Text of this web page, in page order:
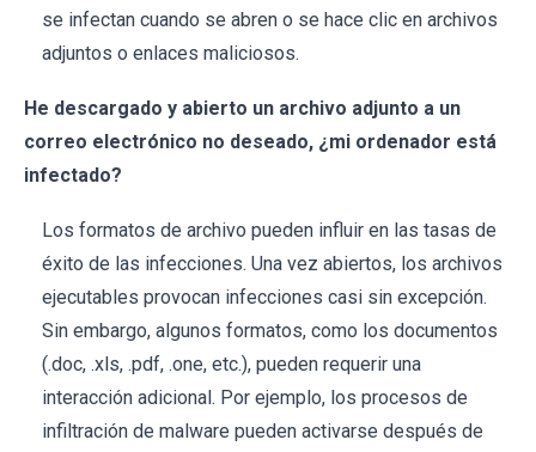
se infectan cuando se abren o se hace clic en archivos
adjuntos o enlaces maliciosos.
He descargado y abierto un archivo adjunto a un
correo electrónico no deseado, ¿mi ordenador está
infectado?
Los formatos de archivo pueden influir en las tasas de
éxito de las infecciones. Una vez abiertos, los archivos
ejecutables provocan infecciones casi sin excepción.
Sin embargo, algunos formatos, como los documentos
(.doc, .xls, .pdf, .one, etc.), pueden requerir una
interacción adicional. Por ejemplo, los procesos de
infiltración de malware pueden activarse después de